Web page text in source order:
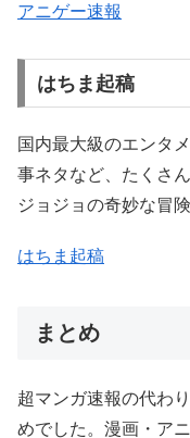
アニゲー速報
はちま起稿
国内最大級のエンタ
事ネタなど、たくさ
ジョジョの奇妙な冒険
はちま起稿
まとめ
超マンガ速報の代わ
めでした。漫画・ア